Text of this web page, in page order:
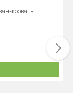
кровать